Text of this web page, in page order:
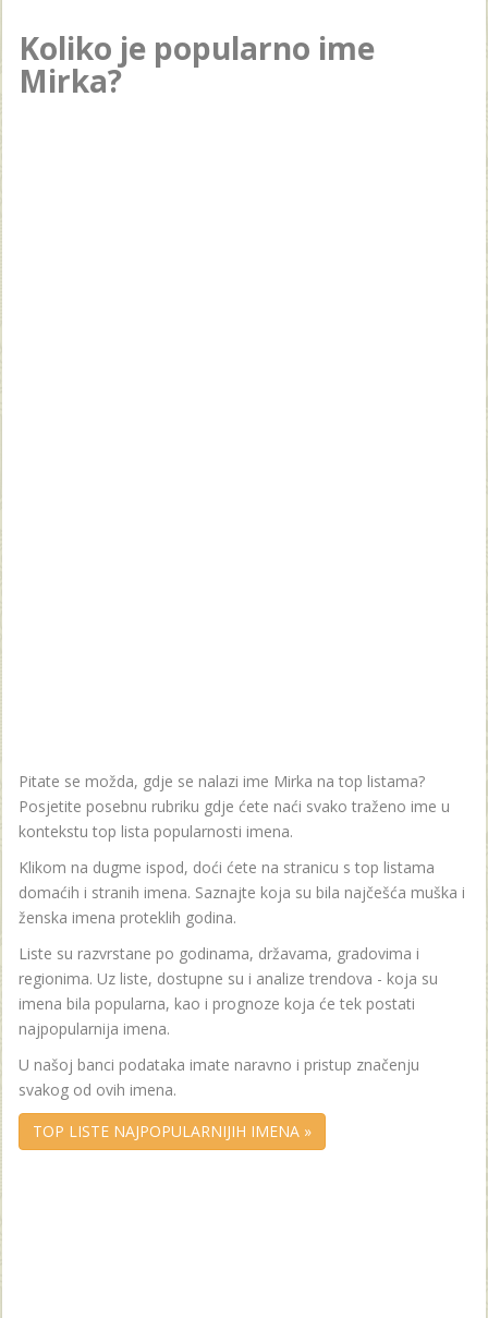
Koliko je popularno ime
Mirka?
Pitate se možda, gdje se nalazi ime Mirka na top listama?
Posjetite posebnu rubriku gdje ćete naći svako traženo ime u
kontekstu top lista popularnosti imena.
Klikom na dugme ispod, doći ćete na stranicu s top listama
domaćih i stranih imena. Saznajte koja su bila najčešća muška i
ženska imena proteklih godina.
Liste su razvrstane po godinama, državama, gradovima i
regionima. Uz liste, dostupne su i analize trendova - koja su
imena bila popularna, kao i prognoze koja će tek postati
najpopularnija imena.
U našoj banci podataka imate naravno i pristup značenju
svakog od ovih imena.
TOP LISTE NAJPOPULARNIJIH IMENA »